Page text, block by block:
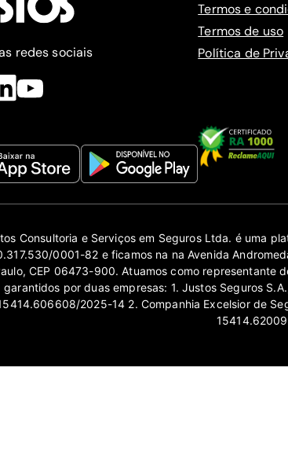
redes sociais
Termos e
Termos de uso
Política de
Consultoria e Serviços em Seguros Ltda. é uma
0001-82 e ficamos na na Avenida
CEP 06473-900. Atuamos como representante
garantidos por duas empresas: 1. Justos Seguros
2025-14 2. Companhia Excelsior de